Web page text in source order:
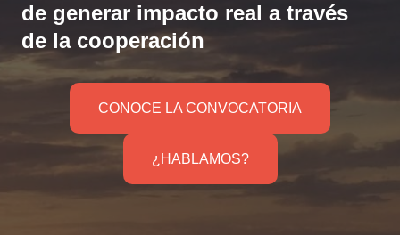
de generar impacto real a través
de la cooperación
CONOCE LA CONVOCATORIA
¿HABLAMOS?